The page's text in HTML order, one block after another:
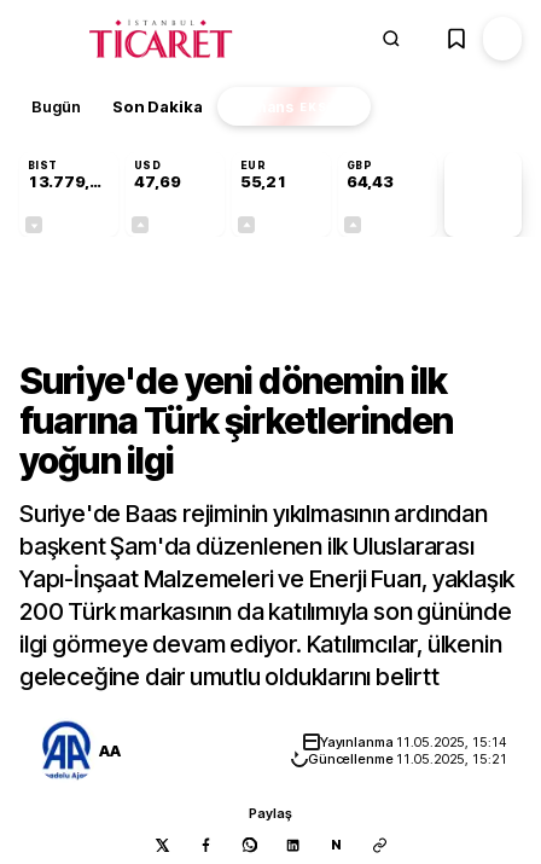
Bugün Son Dakika Finans EKSTRA
BIST
13.779,39
USD
47,69
EUR
55,21
GBP
64,43
Suriye'de yeni dönemin ilk
fuarına Türk şirketlerinden
yoğun ilgi
Suriye'de Baas rejiminin yıkılmasının ardından
başkent Şam'da düzenlenen ilk Uluslararası
Yapı-İnşaat Malzemeleri ve Enerji Fuarı, yaklaşık
200 Türk markasının da katılımıyla son gününde
ilgi görmeye devam ediyor. Katılımcılar, ülkenin
geleceğine dair umutlu olduklarını belirtt
AA Yayınlanma 11.05.2025, 15:14
Güncellenme 11.05.2025, 15:21
Paylaş
N